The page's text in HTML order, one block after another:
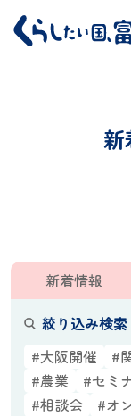
新
新着情報
絞り込み検索
#大阪開催
#
#農業
#セミ
#相談会
#オ